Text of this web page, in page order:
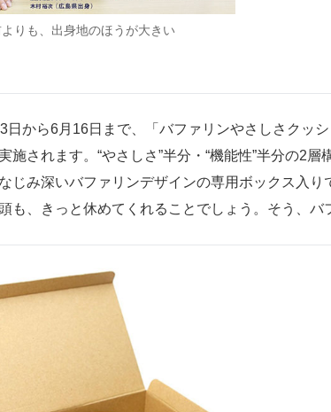
りも、出身地のほうが大きい
から6月16日まで、「バファリンやさしさクッ
施されます。“やさしさ”半分・“機能性”半分の2
じみ深いバファリンデザインの専用ボックス入
も、きっと休めてくれることでしょう。そう、バ